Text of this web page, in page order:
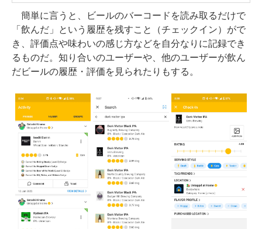
簡単に言うと、ビールのバーコードを読み取るだけで
「飲んだ」という履歴を残すこと（チェックイン）がで
き、評価点や味わいの感じ方などを自分なりに記録でき
るものだ。知り合いのユーザーや、他のユーザーが飲ん
だビールの履歴・評価を見られたりもする。